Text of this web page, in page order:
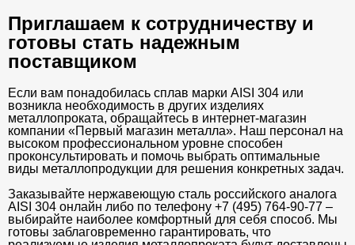
Приглашаем к сотрудничеству и
готовы стать надежным
поставщиком
Если вам понадобилась сплав марки AISI 304 или
возникла необходимость в других изделиях
металлопроката, обращайтесь в интернет-магазин
компании «Первый магазин металла». Наш персонал на
высоком профессиональном уровне способен
проконсультировать и помочь выбрать оптимальные
виды металлопродукции для решения конкретных задач.
Заказывайте нержавеющую сталь российского аналога
AISI 304 онлайн либо по телефону +7 (495) 764-90-77 –
выбирайте наиболее комфортный для себя способ. Мы
готовы заблаговременно гарантировать, что